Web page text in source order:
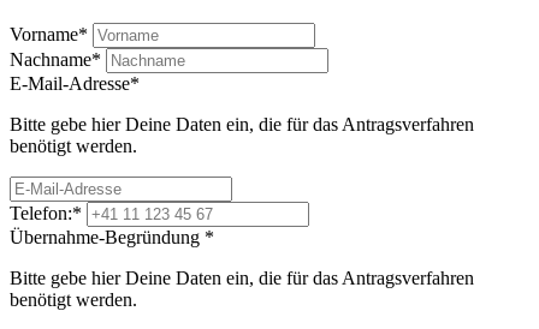
Vorname*
Nachname*
E-Mail-Adresse*
Bitte gebe hier Deine Daten ein, die für das Antragsverfahren
benötigt werden.
Telefon:*
Übernahme-Begründung *
Bitte gebe hier Deine Daten ein, die für das Antragsverfahren
benötigt werden.